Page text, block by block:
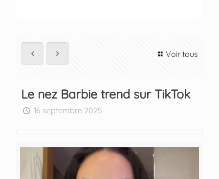
Voir tous
Le nez Barbie trend sur TikTok
16 septembre 2025